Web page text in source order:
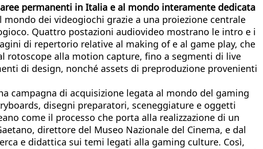
permanenti in Italia e al mondo interamente dedicata
dei videogiochi grazie a una proiezione centrale
Quattro postazioni audiovideo mostrano le intro e i
di repertorio relative al making of e al game play, che
rotoscope alla motion capture, fino a segmenti di live
di design, nonché assets di preproduzione provenienti
campagna di acquisizione legata al mondo del gaming
disegni preparatori, sceneggiature e oggetti
come il processo che porta alla realizzazione di un
direttore del Museo Nazionale del Cinema, e dal
e didattica sui temi legati alla gaming culture. Così,